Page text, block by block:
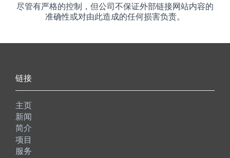
尽管有严格的控制，但公司不保证外部链接网站内容的
准确性或对由此造成的任何损害负责。
链接
主页
新闻
简介
项目
服务